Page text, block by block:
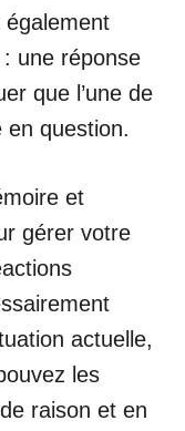
également
une réponse
que l’une de
en question.
et
gérer votre
actuelle,
les
raison et en